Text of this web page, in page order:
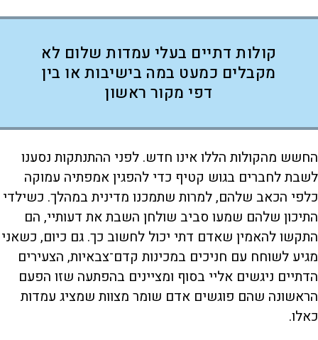
קולות דתיים בעלי עמדות שלום לא
מקבלים כמעט במה בישיבות או בין
דפי מקור ראשון
החשש מהקולות הללו אינו חדש. לפני ההתנתקות נסענו
לשבת לחברים בגוש קטיף כדי להפגין אמפתיה עמוקה
כלפי הכאב שלהם, למרות שתמכנו מדינית במהלך. כשילדי
התיכון שלהם שמעו סביב שולחן השבת את דעותיי, הם
התקשו להאמין שאדם דתי יכול לחשוב כך. גם כיום, כשאני
מגיע לשוחח עם חניכים במכינות קדם־צבאיות, הצעירים
הדתיים ניגשים אליי בסוף ומציינים בהפתעה שזו הפעם
הראשונה שהם פוגשים אדם שומר מצוות שמציג עמדות
כאלו.